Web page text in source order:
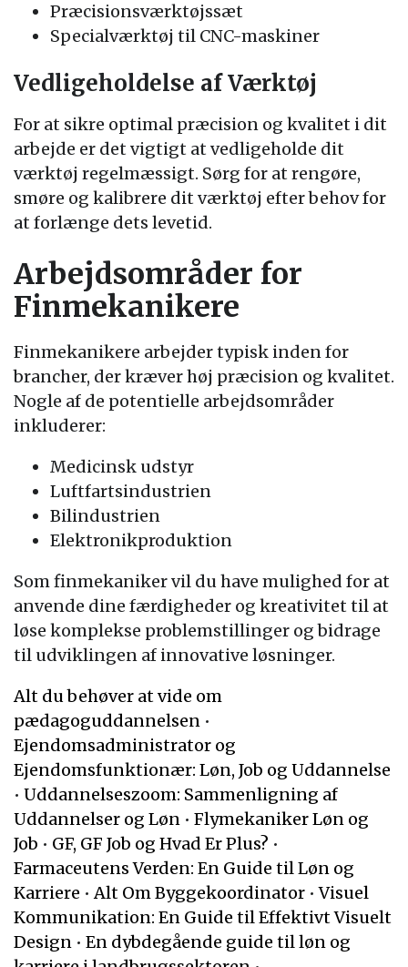
Præcisionsværktøjssæt
Specialværktøj til CNC-maskiner
Vedligeholdelse af Værktøj
For at sikre optimal præcision og kvalitet i dit
arbejde er det vigtigt at vedligeholde dit
værktøj regelmæssigt. Sørg for at rengøre,
smøre og kalibrere dit værktøj efter behov for
at forlænge dets levetid.
Arbejdsområder for
Finmekanikere
Finmekanikere arbejder typisk inden for
brancher, der kræver høj præcision og kvalitet.
Nogle af de potentielle arbejdsområder
inkluderer:
Medicinsk udstyr
Luftfartsindustrien
Bilindustrien
Elektronikproduktion
Som finmekaniker vil du have mulighed for at
anvende dine færdigheder og kreativitet til at
løse komplekse problemstillinger og bidrage
til udviklingen af innovative løsninger.
Alt du behøver at vide om
pædagoguddannelsen •
Ejendomsadministrator og
Ejendomsfunktionær: Løn, Job og Uddannelse
• Uddannelseszoom: Sammenligning af
Uddannelser og Løn • Flymekaniker Løn og
Job • GF, GF Job og Hvad Er Plus? •
Farmaceutens Verden: En Guide til Løn og
Karriere •Alt Om Byggekoordinator •Visuel
Kommunikation: En Guide til Effektivt Visuelt
Design • En dybdegående guide til løn og